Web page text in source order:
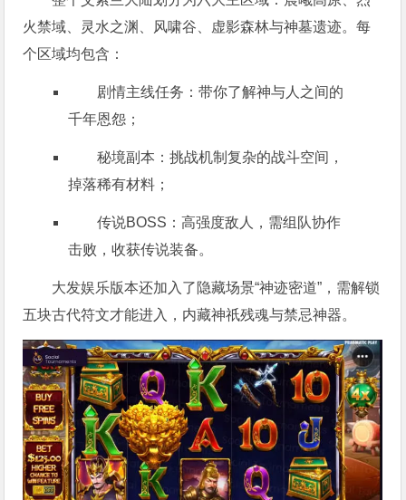
火禁域、灵水之渊、风啸谷、虚影森林与神墓遗迹。每
个区域均包含：
剧情主线任务：带你了解神与人之间的
千年恩怨；
秘境副本：挑战机制复杂的战斗空间，
掉落稀有材料；
传说BOSS：高强度敌人，需组队协作
击败，收获传说装备。
大发娱乐版本还加入了隐藏场景“神迹密道”，需解锁
五块古代符文才能进入，内藏神祇残魂与禁忌神器。